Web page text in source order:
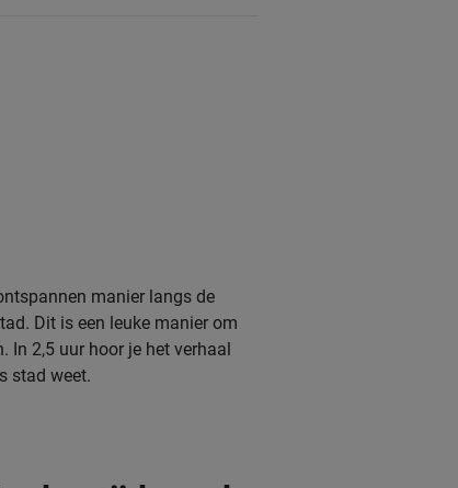
manier langs de
Dit is een leuke manier om
In 2,5 uur hoor je het verhaal
stad weet.